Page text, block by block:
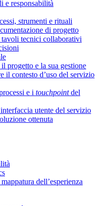
e responsabilità
strumenti e rituali
di progetto
tecnici collaborativi
progetto e la sua gestione
il contesto d’uso del servizio
e i touchpointdel
utente del servizio
ottenuta
dell’esperienza